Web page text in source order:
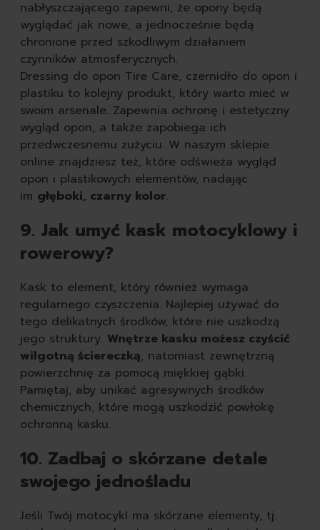
nabłyszczającego zapewni, że opony będą
wyglądać jak nowe, a jednocześnie będą
chronione przed szkodliwym działaniem
czynników atmosferycznych.
Dressing do opon Tire Care, czernidło do opon i
plastiku to kolejny produkt, który warto mieć w
swoim arsenale. Zapewnia ochronę i estetyczny
wygląd opon, a także zapobiega ich
przedwczesnemu zużyciu. W naszym sklepie
online znajdziesz też, które odświeża wygląd
opon i plastikowych elementów, nadając
im głęboki, czarny kolor.
9. Jak umyć kask motocyklowy i
rowerowy?
Kask to element, który również wymaga
regularnego czyszczenia. Najlepiej używać do
tego delikatnych środków, które nie uszkodzą
jego struktury. Wnętrze kasku możesz czyścić
wilgotną ściereczką, natomiast zewnętrzną
powierzchnię za pomocą miękkiej gąbki.
Pamiętaj, aby unikać agresywnych środków
chemicznych, które mogą uszkodzić powłokę
ochronną kasku.
10. Zadbaj o skórzane detale
swojego jednośladu
Jeśli Twój motocykl ma skórzane elementy, tj.